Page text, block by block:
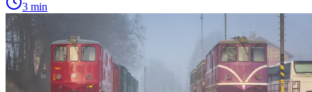
3 min